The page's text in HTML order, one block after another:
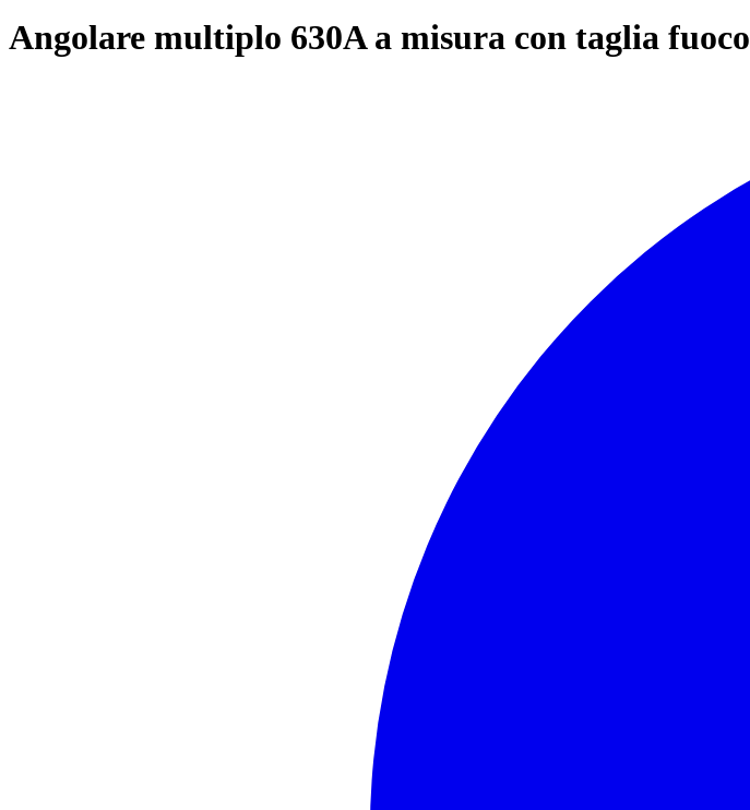
Angolare multiplo 630A a misura con taglia fuoco